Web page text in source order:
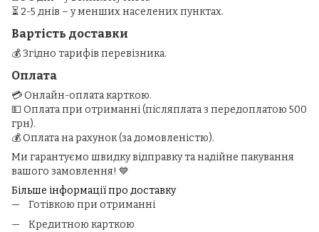
⏳ 2-5 днів – у менших населених пунктах.
Вартість доставки
💰 Згідно тарифів перевізника.
Оплата
💳 Онлайн-оплата карткою.
💵 Оплата при отриманні (післяплата з передоплатою 500
грн).
💰 Оплата на рахунок (за домовленістю).
Ми гарантуємо швидку відправку та надійне пакування
вашого замовлення! 💙
Більше інформації про доставку
Готівкою при отриманні
Кредитною карткою